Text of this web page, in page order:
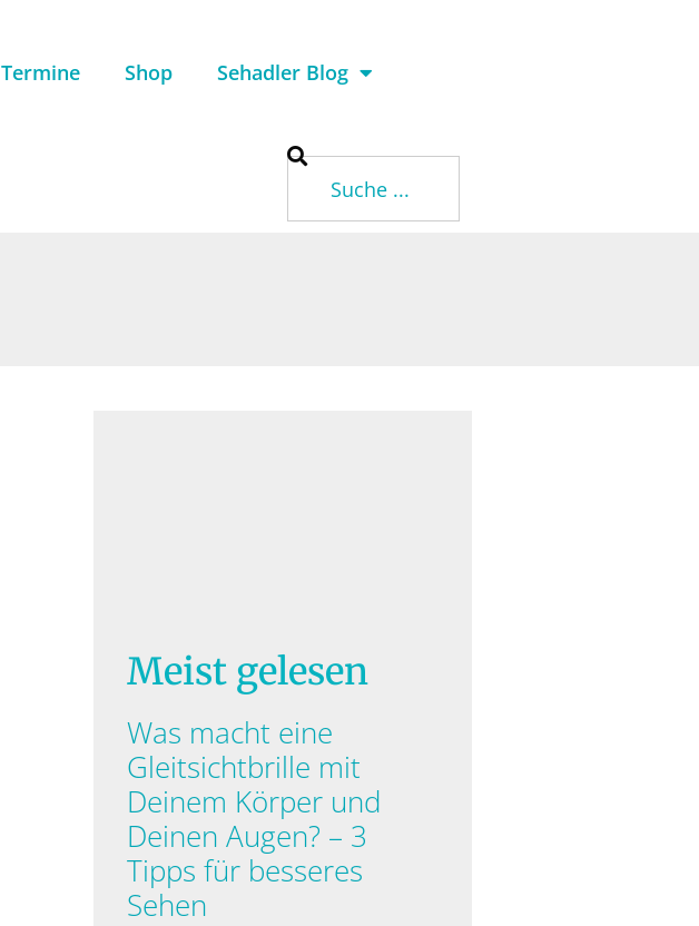
Termine Shop Sehadler Blog
Meist gelesen
Was macht eine
Gleitsichtbrille mit
Deinem Körper und
Deinen Augen? – 3
Tipps für besseres
Sehen